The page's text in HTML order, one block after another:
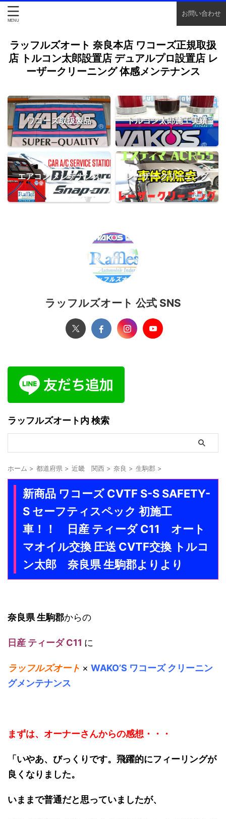
お問い合わせ
ラッフルズオート 奈良本店 ワコーズ正規取扱
店 トルコン太郎設置店 デュアルプロ設置店 レ
ーザークリーニング 体感メンテナンス
ワコーズ取扱製品 トルコン太郎施工実績
エアコン メンテナンス レーザー クリーニング
ラッフルズオート 公式 SNS
ラッフルズオート内 検索
ホーム > 都道府県 > 近畿 関西 > 奈良 > 生駒郡 >
新商品 ワコーズ CVTF S-S SAFETY-
S セーフティスペック 初施工
車！！ 日産 ティーダ C11 オート
マオイル交換 圧送 CVTF交換 トルコ
ン太郎 奈良県 生駒郡よりより
奈良県 生駒郡からの
日産 ティーダ C11 に
ラッフルズオート × WAKO’S ワコーズ クリーニン
グメンテナンス
まずは、オーナーさんからの感想・・・
「いやあ、びっくりです。飛躍的にフィーリングが
良くなりました。
いままで普通だと思っていましたが、